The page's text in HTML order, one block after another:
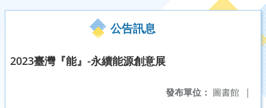
公告訊息
2023臺灣『能』-永續能源創意展
發布單位： 圖書館 |